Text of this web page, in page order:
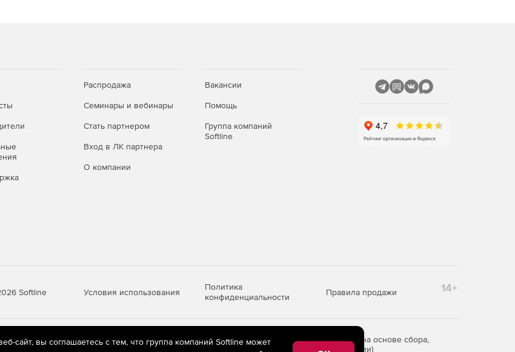
Распродажа
Семинары и вебинары
Стать партнером
Вход в ЛК партнера
О компании
Вакансии
Помощь
Группа компаний
Softline
Softline Условия использования
Политика
конфиденциальности
Правила продажи 14+
технологии(информационные технологии предоставления информации на основе сбора,
пользователей сети «Интернет», находящихся на территории Российской Федерации)
сайт, вы соглашаетесь с тем, что группа компаний Softline может